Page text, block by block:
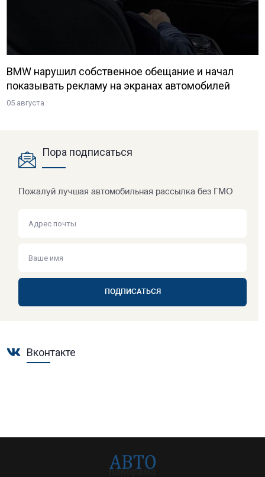
BMW нарушил собственное обещание и начал
показывать рекламу на экранах автомобилей
05 августа
Пора подписаться
Пожалуй лучшая автомобильная рассылка без ГМО
ПОДПИСАТЬСЯ
Вконтакте